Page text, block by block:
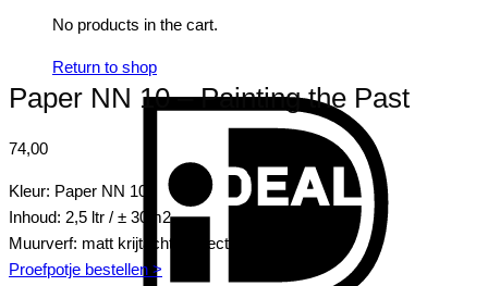
No products in the cart.
Return to shop
Paper NN 10 – Painting the Past
74,00
Kleur: Paper NN 10
Inhoud: 2,5 ltr / ± 30m2
Muurverf: matt krijtachtig effect
Proefpotje bestellen >